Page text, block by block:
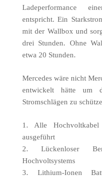
Ladeperformance
entspricht. Ein
mit der Wallbox und
drei Stunden. Ohne
etwa 20 Stunden.
Mercedes wäre nicht
entwickelt hätte um
Stromschlägen zu
1. Alle Hochvoltkabel
ausgeführt
2. Lückenloser
Hochvoltsystems
3. Lithium-Ionen